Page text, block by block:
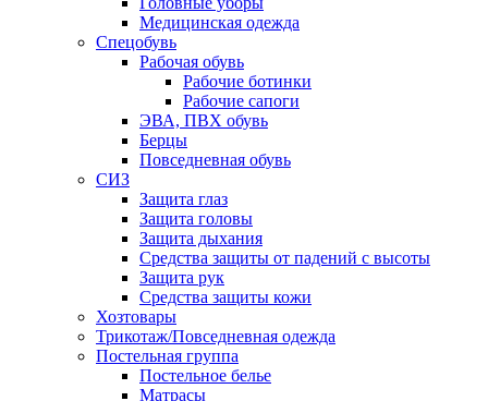
Медицинская одежда
Спецобувь
Рабочая обувь
Рабочие ботинки
Рабочие сапоги
ЭВА, ПВХ обувь
Берцы
Повседневная обувь
СИЗ
Защита глаз
Защита головы
Защита дыхания
Средства защиты от падений с высоты
Защита рук
Средства защиты кожи
Хозтовары
Трикотаж/Повседневная одежда
Постельная группа
Постельное белье
Матрасы